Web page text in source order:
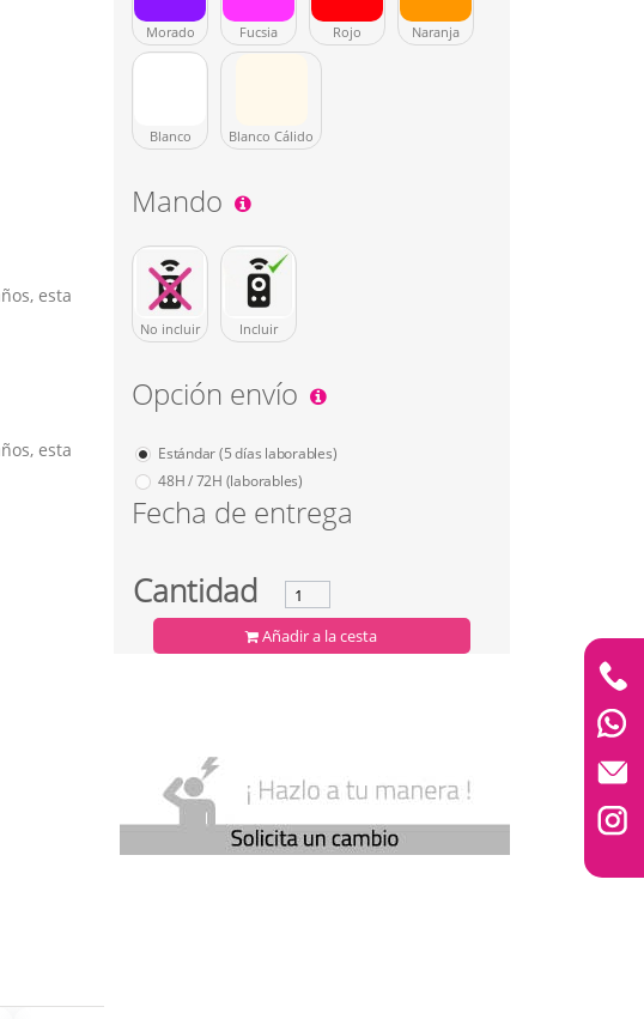
esta
esta
Morado Fucsia Rojo Naranja
Blanco Blanco Cálido
Mando
No incluir Incluir
Opción envío
Estándar (5 días laborables)
48H / 72H (laborables)
Fecha de entrega
Cantidad
Añadir a la cesta